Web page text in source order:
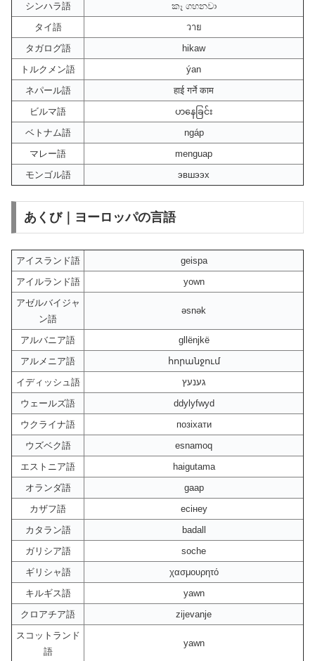
シンハラ語
කෑ ගහනවා
タイ語
วาย
タガログ語
hikaw
トルクメン語
ýan
ネパール語
हाई गर्ने काम
ビルマ語
ဟနေခြင်း
ベトナム語
ngáp
マレー語
menguap
モンゴル語
эвшээх
あくび｜ヨーロッパの言語
アイスランド語
geispa
アイルランド語
yown
アゼルバイジャ
ン語
əsnək
アルバニア語
gllënjkë
アルメニア語
հորանջում
イディッシュ語
גענעץ
ウェールズ語
ddylyfwyd
ウクライナ語
позіхати
ウズベク語
esnamoq
エストニア語
haigutama
オランダ語
gaap
カザフ語
есінеу
カタラン語
badall
ガリシア語
soche
ギリシャ語
χασμουρητό
キルギス語
yawn
クロアチア語
zijevanje
スコットランド
語
yawn